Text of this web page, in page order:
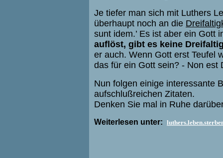
Je tiefer man sich mit Luthers
überhaupt noch an die
sunt idem.’ Es ist aber ein Gott
auflöst, gibt es keine
er auch. Wenn Gott erst Teufel
das für ein Gott sein? - Non est
Nun folgen einige interessante
aufschlußreichen Zitaten.
Denken Sie mal in Ruhe
Weiterlesen unter: